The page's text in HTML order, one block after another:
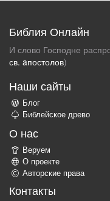
Библия Онлайн
И слово Господне
св. aпостолов)
Наши сайты
Блог
Библейское древо
О нас
Веруем
О проекте
Авторские права
Контакты